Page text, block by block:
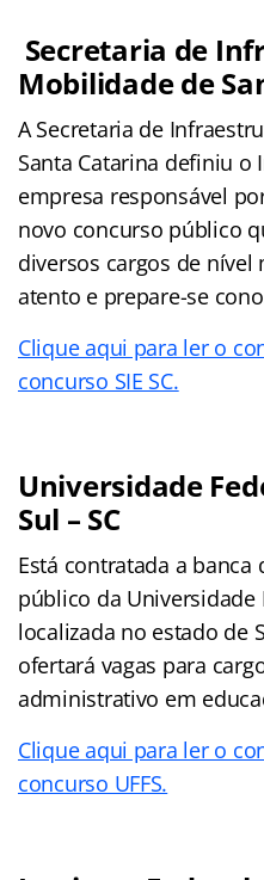
Secretaria de
Mobilidade de
A Secretaria de
Santa Catarina definiu o
empresa responsável
novo concurso público
diversos cargos de
atento e prepare-se
Clique aqui para ler o
concurso SIE SC.
Universidade
Sul – SC
Está contratada a
público da Universidade
localizada no estado de
ofertará vagas para
administrativo em
Clique aqui para ler o
concurso UFFS.